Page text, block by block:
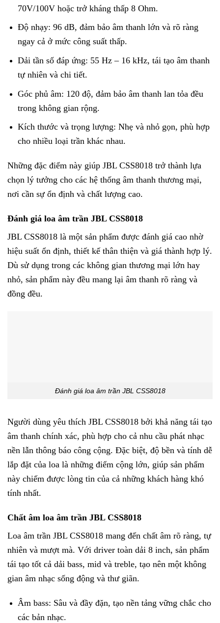
70V/100V hoặc trở kháng thấp 8 Ohm.
Độ nhạy: 96 dB, đảm bảo âm thanh lớn và rõ ràng
ngay cả ở mức công suất thấp.
Dải tần số đáp ứng: 55 Hz – 16 kHz, tái tạo âm thanh
tự nhiên và chi tiết.
Góc phủ âm: 120 độ, đảm bảo âm thanh lan tỏa đều
trong không gian rộng.
Kích thước và trọng lượng: Nhẹ và nhỏ gọn, phù hợp
cho nhiều loại trần khác nhau.
Những đặc điểm này giúp JBL CSS8018 trở thành lựa
chọn lý tưởng cho các hệ thống âm thanh thương mại,
nơi cần sự ổn định và chất lượng cao.
Đánh giá loa âm trần JBL CSS8018
JBL CSS8018 là một sản phẩm được đánh giá cao nhờ
hiệu suất ổn định, thiết kế thân thiện và giá thành hợp lý.
Dù sử dụng trong các không gian thương mại lớn hay
nhỏ, sản phẩm này đều mang lại âm thanh rõ ràng và
đồng đều.
Đánh giá loa âm trần JBL CSS8018
Người dùng yêu thích JBL CSS8018 bởi khả năng tái tạo
âm thanh chính xác, phù hợp cho cả nhu cầu phát nhạc
nền lẫn thông báo công cộng. Đặc biệt, độ bền và tính dễ
lắp đặt của loa là những điểm cộng lớn, giúp sản phẩm
này chiếm được lòng tin của cả những khách hàng khó
tính nhất.
Chất âm loa âm trần JBL CSS8018
Loa âm trần JBL CSS8018 mang đến chất âm rõ ràng, tự
nhiên và mượt mà. Với driver toàn dải 8 inch, sản phẩm
tái tạo tốt cả dải bass, mid và treble, tạo nên một không
gian âm nhạc sống động và thư giãn.
Âm bass: Sâu và đầy đặn, tạo nền tảng vững chắc cho
các bản nhạc.